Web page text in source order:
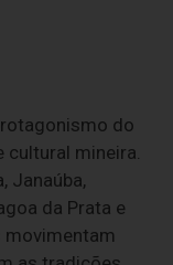
do
cultural mineira.
Janaúba,
da Prata e
movimentam